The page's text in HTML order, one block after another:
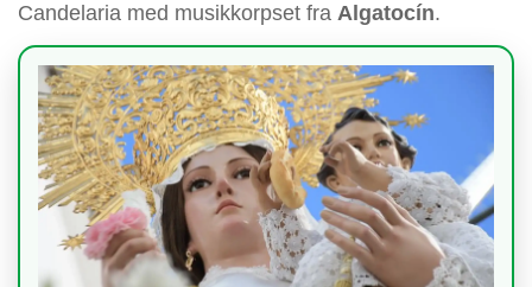
Candelaria med musikkorpset fra Algatocín.